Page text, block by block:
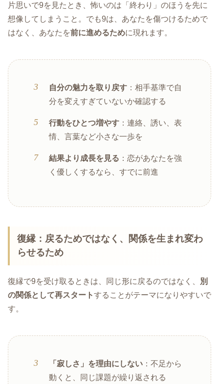
片思いで9を見たとき、怖いのは「終わり」のほうを先に
想像してしまうこと。でも9は、あなたを傷つけるためで
はなく、あなたを前に進めるために現れます。
自分の魅力を取り戻す ：相手基準で自
分を変えすぎていないか確認する
行動をひとつ増やす ：連絡、誘い、表
情、言葉など小さな一歩を
結果より成長を見る ：恋があなたを強
く優しくするなら、すでに前進
復縁：戻るためではなく、関係を生まれ変わ
らせるため
復縁で9を受け取るときは、同じ形に戻るのではなく、
別
の関係として再スタートすることがテーマになりやすいで
す。
「寂しさ」を理由にしない ：不足から
動くと、同じ課題が繰り返される